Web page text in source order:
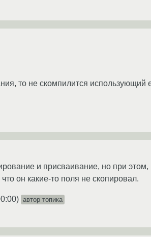
то не скомпилится использующий
и присваивание, но при
он какие-то поля не скопировал.
) автор топика